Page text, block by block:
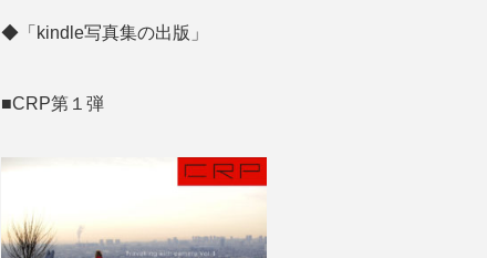
◆「kindle写真集の出版」
■CRP第１弾